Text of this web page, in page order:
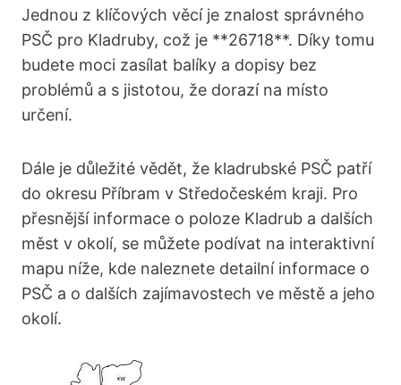
Jednou z klíčových věcí je znalost správného
PSČ pro Kladruby, což je **26718**. Díky tomu
budete moci zasílat balíky a dopisy bez
problémů a s jistotou, že dorazí na místo
určení.
Dále je důležité vědět, že kladrubské PSČ patří
do okresu Příbram v Středočeském kraji. Pro
přesnější informace o poloze Kladrub a dalších
měst v okolí, se můžete podívat na interaktivní
mapu níže, kde naleznete detailní informace o
PSČ a o dalších zajímavostech ve městě a jeho
okolí.